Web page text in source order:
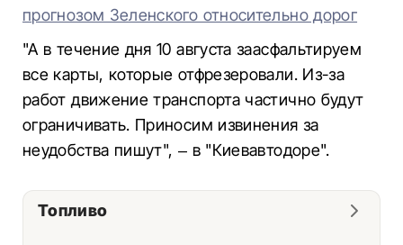
прогнозом Зеленского относительно дорог
"А в течение дня 10 августа заасфальтируем
все карты, которые отфрезеровали. Из-за
работ движение транспорта частично будут
ограничивать. Приносим извинения за
неудобства пишут", – в "Киевавтодоре".
Топливо